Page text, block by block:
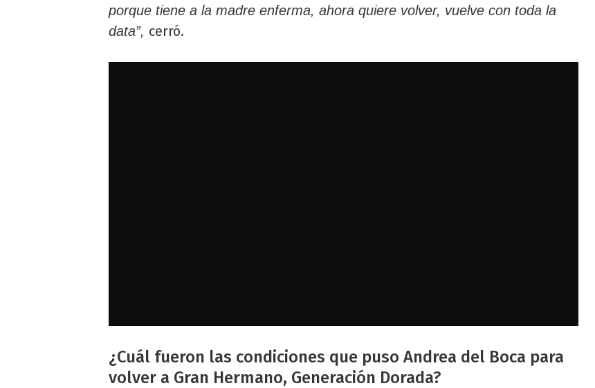
porque tiene a la madre enferma, ahora quiere volver, vuelve con toda la
data”, cerró.
¿Cuál fueron las condiciones que puso Andrea del Boca para
volver a Gran Hermano, Generación Dorada?